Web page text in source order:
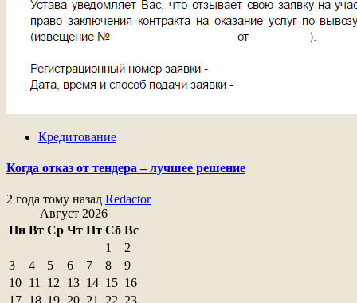
Кредитование
Когда отказ от тендера – лучшее решение
2 года тому назад Redactor
Август 2026
Пн Вт Ср Чт Пт Сб Вс
1
2
3
4 5 6 7 8
9
10 11 12 13 14 15 16